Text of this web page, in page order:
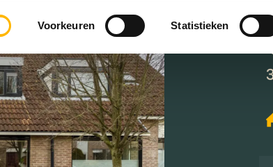
Voorkeuren Statistieken